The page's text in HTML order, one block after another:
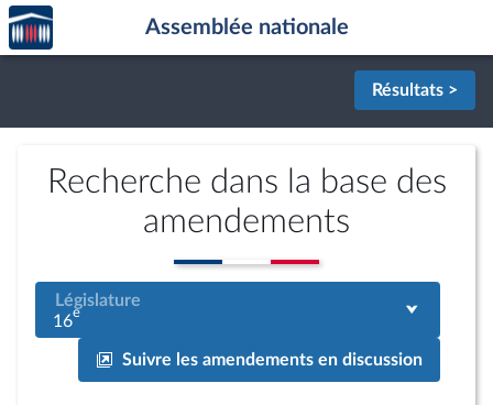
Aller au contenu
Aller en bas de la page
Accèder
à la
page
Assemblée nationale
Résultats >
Recherche dans la base des
amendements
Législature
16e
Suivre les amendements en discussion